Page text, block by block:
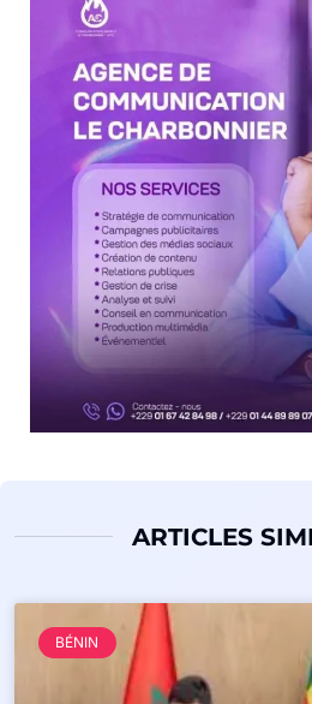
ARTICLES
BÉNIN